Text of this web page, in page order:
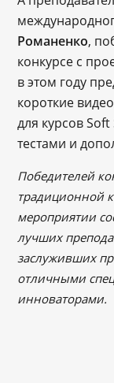
Романенко,
конкурсе с
в этом году
короткие
для курсов
тестами и
Победителей
традиционной
мероприятии
лучших
заслуживших
отличными
инноваторами.